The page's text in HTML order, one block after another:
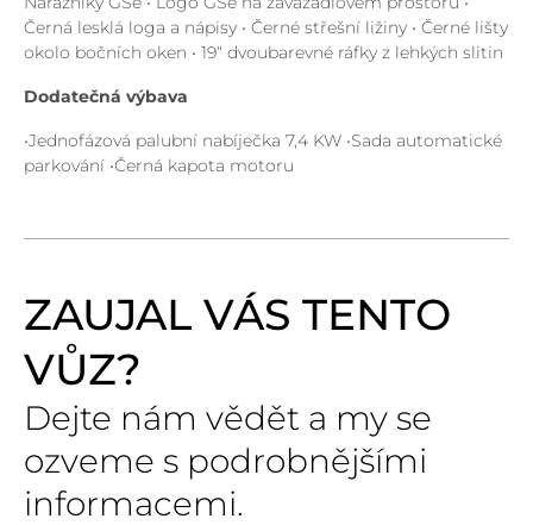
Černá lesklá loga a nápisy • Černé střešní ližiny • Černé lišty
okolo bočních oken • 19“ dvoubarevné ráfky z lehkých slitin
Dodatečná výbava
•Jednofázová palubní nabíječka 7,4 KW •Sada automatické
parkování •Černá kapota motoru
ZAUJAL VÁS TENTO
VŮZ?
Dejte nám vědět a my se
ozveme s podrobnějšími
informacemi.